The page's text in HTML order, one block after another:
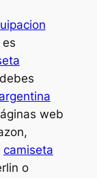
web
camiseta
o